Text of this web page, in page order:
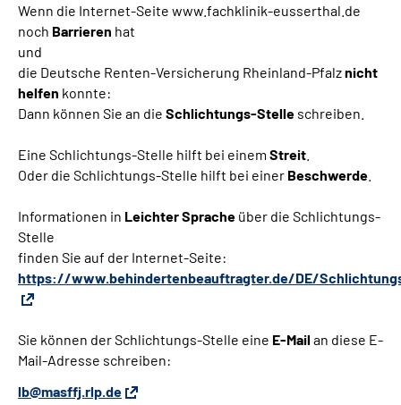
Wenn die Internet-Seite www.fachklinik-eusserthal.de
noch Barrieren hat
und
die Deutsche Renten-Versicherung Rheinland-Pfalznicht
helfen konnte:
Dann können Sie an die Schlichtungs-Stelle schreiben.
Eine Schlichtungs-Stelle hilft bei einem Streit
Oder die Schlichtungs-Stelle hilft bei einer Beschwerde
Informationen in Leichter Sprache über die Schlichtungs-
Stelle
finden Sie auf der Internet-Seite:
https://www.behindertenbeauftragter.de/DE/
Sie können der Schlichtungs-Stelle eine E-Mailan diese E-
Mail-Adresse schreiben:
lb@masffj.rlp.de